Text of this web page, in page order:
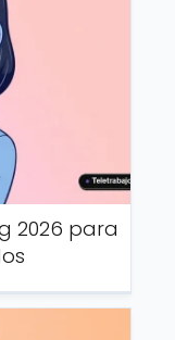
2026 para